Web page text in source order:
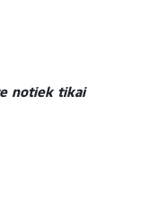
notiek tikai